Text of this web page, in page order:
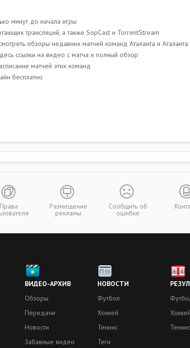
минут до начала игры
трансляций, a также SopCast и TorrentStream
обзоры недавних матчей команд Аталанта и Аталанта
ссылки на видео с матча и полный обзор
матчей этих команд
бесплатно
Права Размещение
рекламы
Сообщить об
ошибке
ВИДЕО-АРХИВ
Обзоры
Передачи
Новости
Забавные видео
НОВОСТИ
Футбол
Хоккей
Теннис
Теги
Хоккей
Теннис